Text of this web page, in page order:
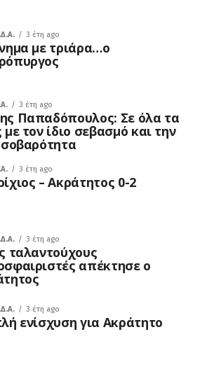
3 έτη ago
με τριάρα…ο
3 έτη ago
Παπαδόπουλος: Σε όλα τα
με τον ίδιο σεβασμό και την
σοβαρότητα
3 έτη ago
– Ακράτητος 0-2
3 έτη ago
ταλαντούχους
απέκτησε ο
3 έτη ago
ενίσχυση για Ακράτητο